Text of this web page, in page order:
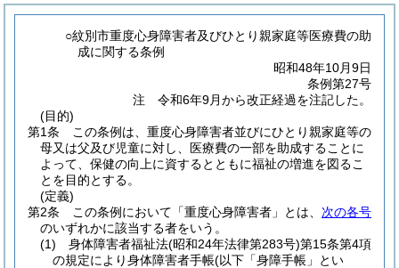
○紋別市重度心身障害者及びひとり親家庭等医療費の助
成に関する条例
昭和48年10月9日
条例第27号
注 令和6年9月から改正経過を注記した。
(目的)
第1条
この条例は、重度心身障害者並びにひとり親家庭等の
母又は父及び児童に対し、医療費の一部を助成することに
よって、保健の向上に資するとともに福祉の増進を図るこ
とを目的とする。
(定義)
第2条
この条例において「重度心身障害者」とは、 次の各号
のいずれかに該当する者をいう。
(1)
身体障害者福祉法(昭和24年法律第283号)第15条第4項
の規定により身体障害者手帳(以下「身障手帳」とい